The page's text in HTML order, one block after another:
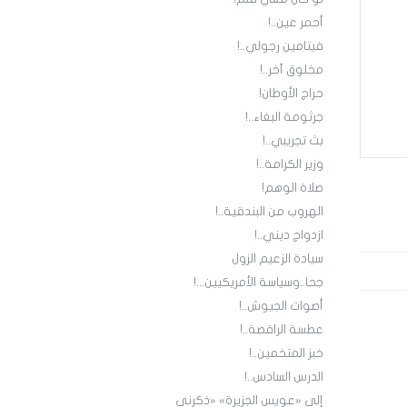
أحمر عين..!
فيتامين رجولي..!
مخلوق آخر..!
حراج الأوطان!
جرثومة البغاء..!
بث تجريبي..!
وزير الكرامة..!
صلاة الوهم!
الهروب من البندقية..!
ازدواج ديني..!
سيادة الزعيم الزول
جحا..وسياسة الأمريكيين...!
أصوات الجيوش..!
عطسة الراقصة..!
خبز المتخمين..!
الدرس السادس..!
إلى «عويس الجزيرة» «ذكرني